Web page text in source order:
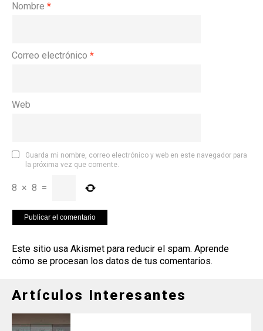
Nombre *
Correo electrónico *
Web
Guarda mi nombre, correo electrónico y web en este navegador para
la próxima vez que comente.
8 × 8 =
Este sitio usa Akismet para reducir el spam. Aprende
cómo se procesan los datos de tus comentarios.
Artículos Interesantes